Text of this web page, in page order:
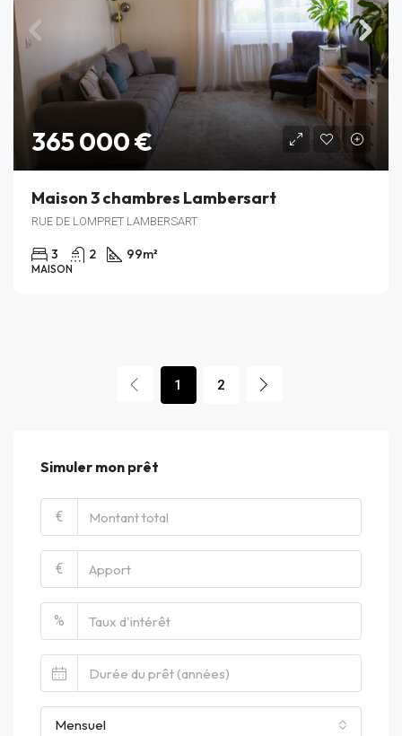
365 000 €
Maison 3 chambres Lambersart
RUE DE LOMPRET LAMBERSART
3 2 99m²
MAISON
1 2
Simuler mon prêt
€
€
%
Mensuel